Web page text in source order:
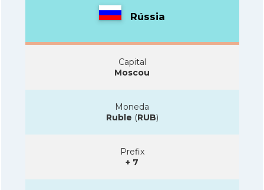
Rússia
Capital
Moscou
Moneda
Ruble (RUB)
Prefix
+ 7